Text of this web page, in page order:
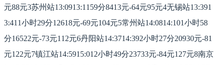
元88元3苏州站13:0913:1159分8413元-64元95元4无锡站13:391
3:411小时29分12618元-69元104元5常州站14:0814:101小时58
分16522元-73元112元6丹阳站14:3714:392小时27分20930元-81
元122元7镇江站14:5915:012小时49分23733元-84元127元8南京